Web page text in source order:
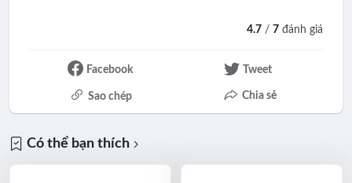
4.7 /7 đánh giá
Facebook Tweet
Sao chép Chia sẻ
Có thể bạn thích